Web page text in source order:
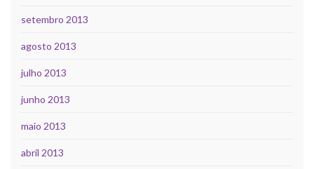
setembro 2013
agosto 2013
julho 2013
junho 2013
maio 2013
abril 2013